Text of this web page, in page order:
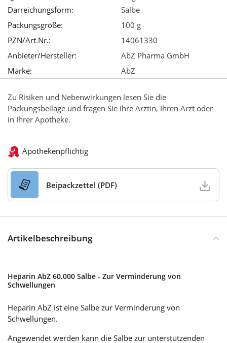
Darreichungsform:
Salbe
Packungsgröße:
100 g
PZN/Art.Nr.:
14061330
Anbieter/Hersteller:
AbZ Pharma GmbH
Marke:
AbZ
Zu Risiken und Nebenwirkungen lesen Sie die
Packungsbeilage und fragen Sie Ihre Ärztin, Ihren Arzt oder
in Ihrer Apotheke.
Apothekenpflichtig
Beipackzettel (PDF)
Artikelbeschreibung
Heparin AbZ 60.000 Salbe - Zur Verminderung von
Schwellungen
Heparin AbZ ist eine Salbe zur Verminderung von
Schwellungen.
Angewendet werden kann die Salbe zur unterstützenden